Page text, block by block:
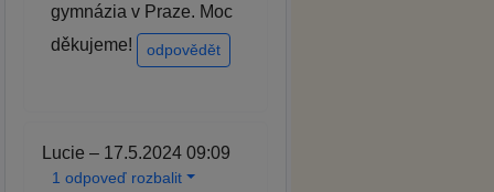
gymnázia v Praze. Moc
děkujeme!
odpovědět
Lucie – 17.5.2024 09:09
1 odpoveď rozbalit